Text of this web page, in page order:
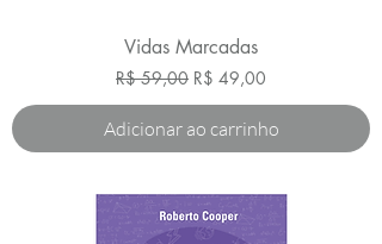
Vidas Marcadas
Preço normal
R$ 59,00 Preço promocional
R$ 49,00
Adicionar ao carrinho